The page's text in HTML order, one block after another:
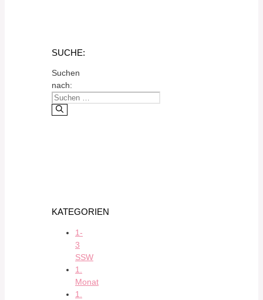
SUCHE:
Suchen
nach:
KATEGORIEN
1-
3
SSW
1.
Monat
1.